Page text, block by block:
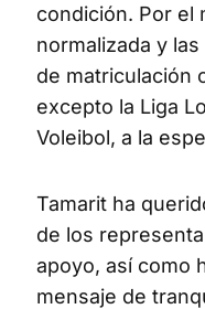
condición. Por el
normalizada y
de matriculación
excepto la Liga
Voleibol, a la
Tamarit ha
de los
apoyo, así como
mensaje de